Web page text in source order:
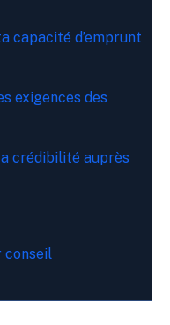
capacité d’emprunt
exigences des
crédibilité auprès
conseil